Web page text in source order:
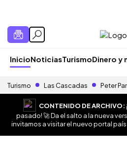
InicioNoticiasTurismoDinero y
Turismo Las Cascadas Peter
CONTENIDO DE ARCHIVO:
pasado! 🚀 Da el salto a la nueva
invitamos a visitar el nuevo portal